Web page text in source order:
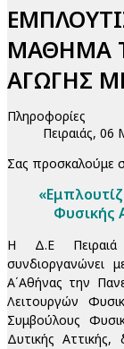
ΜΑΘΗΜΑ
ΑΓΩΓΗΣ
Πληροφορίες
Πειραιάς, 06
Σας προσκαλούμε
Φυσικής
Η Δ.Ε Πειραιά
συνδιοργανώνει
Α΄Αθήνας την
Λειτουργών
Συμβούλους
Δυτικής Αττικής,